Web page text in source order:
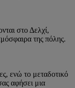
στο Δελχί,
της πόλης.
ενώ το μεταδοτικό
αφήσει μια